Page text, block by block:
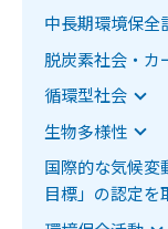
中長期環境保全
該当項目へジャ
脱炭素社会・カ
該当項目へジャ
循環型社会
該当項目へジャン
生物多様性
該当項目へジャン
国際的な気候変
目標」の認定を
該当項目へジャ